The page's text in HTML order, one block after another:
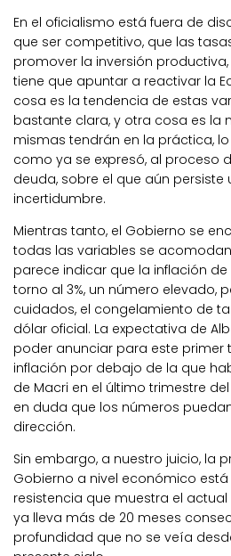
En el oficialismo está fuera de
que ser competitivo, que las
promover la inversión
tiene que apuntar a reactivar la
cosa es la tendencia de estas
bastante clara, y otra cosa es la
mismas tendrán en la práctica,
como ya se expresó, al proceso
deuda, sobre el que aún persiste
incertidumbre.
Mientras tanto, el Gobierno se
todas las variables se
parece indicar que la inflación
torno al 3%, un número elevado,
cuidados, el congelamiento de
dólar oficial. La expectativa de
poder anunciar para este primer
inflación por debajo de la que
de Macri en el último trimestre
en duda que los números
dirección.
Sin embargo, a nuestro juicio, la
Gobierno a nivel económico
resistencia que muestra el
ya lleva más de 20 meses
profundidad que no se veía